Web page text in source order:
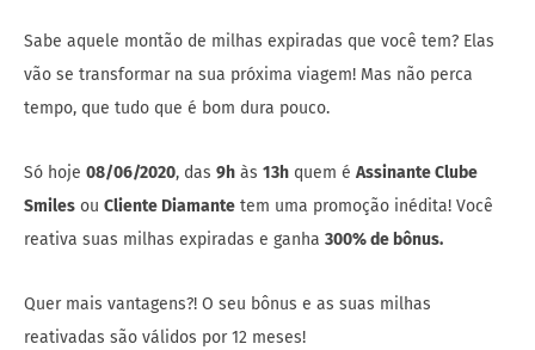
Sabe aquele montão de milhas expiradas que você tem? Elas
vão se transformar na sua próxima viagem! Mas não perca
tempo, que tudo que é bom dura pouco.
Só hoje 08/06/2020, das 9h às 13h quem é Assinante Clube
Smiles ou Cliente Diamante tem uma promoção inédita! Você
reativa suas milhas expiradas e ganha 300% de bônus.
Quer mais vantagens?! O seu bônus e as suas milhas
reativadas são válidos por 12 meses!